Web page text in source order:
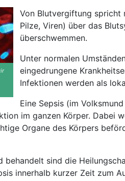
Von Blutvergiftung spricht
Pilze, Viren) über das
überschwemmen.
Unter normalen
eingedrungene
Infektionen werden als
Eine Sepsis (im
im ganzen Körper. Dabei
Organe des Körpers
behandelt sind die
innerhalb kurzer Zeit zum